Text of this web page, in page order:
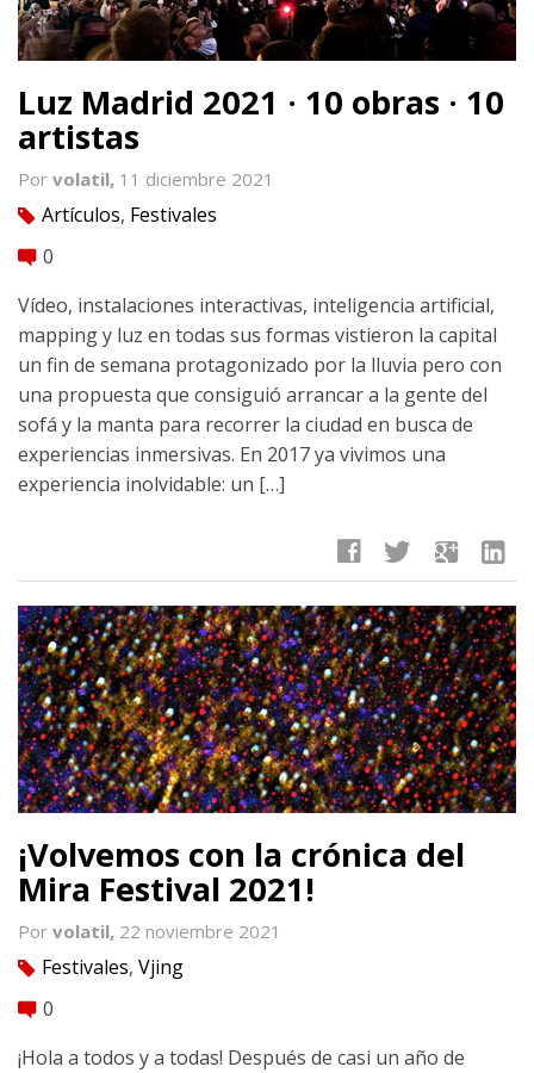
Luz Madrid 2021 · 10 obras · 10
artistas
Por volatil, 11 diciembre 2021
tag Artículos, Festivales
comment 0
Vídeo, instalaciones interactivas, inteligencia artificial,
mapping y luz en todas sus formas vistieron la capital
un fin de semana protagonizado por la lluvia pero con
una propuesta que consiguió arrancar a la gente del
sofá y la manta para recorrer la ciudad en busca de
experiencias inmersivas. En 2017 ya vivimos una
experiencia inolvidable: un […]
facebook twitter google linkedin
¡Volvemos con la crónica del
Mira Festival 2021!
Por volatil, 22 noviembre 2021
tag Festivales, Vjing
comment 0
¡Hola a todos y a todas! Después de casi un año de